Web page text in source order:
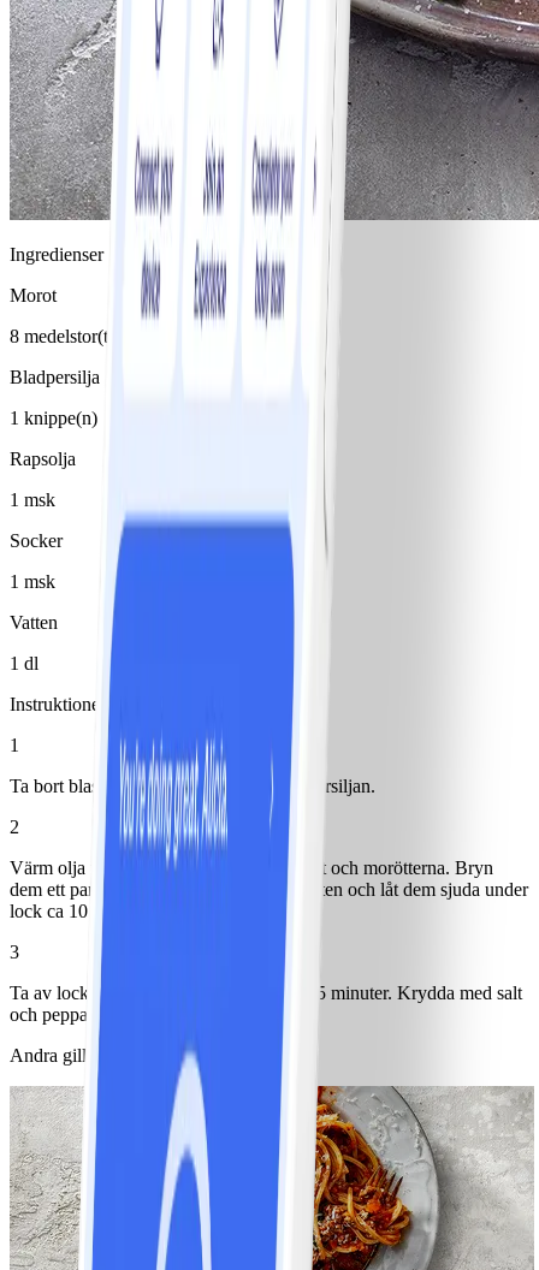
Ingredienser
Morot
8 medelstor(t)/medelstora, 1 knippe
Bladpersilja
1 knippe(n)
Rapsolja
1 msk
Socker
1 msk
Vatten
1 dl
Instruktioner
1
Ta bort blasten från morötterna. Hacka persiljan.
2
Värm olja i en panna och lägg ner sockret och morötterna. Bryn
dem ett par minuter och häll sedan på vatten och låt dem sjuda under
lock ca 10 minuter.
3
Ta av locket och låt dem steka vidare ca 5 minuter. Krydda med salt
och peppar och strö över persilja.
Andra gillade också